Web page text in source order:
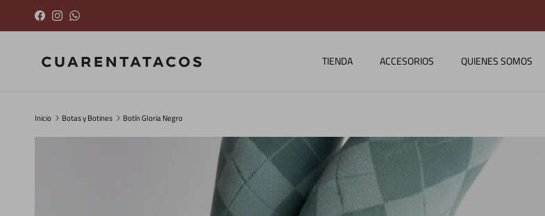
FacebookInstagramWhatsApp
TIENDA ACCESORIOS QUIENES SOMOS
Inicio Botas y Botines Botín Gloria Negro